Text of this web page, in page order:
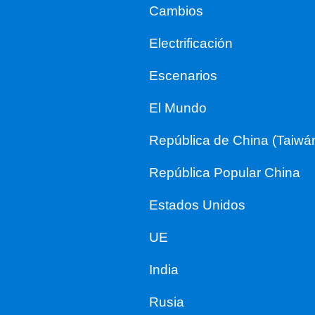
Cambios
Electrificación
Escenarios
El Mundo
República de China
República Popular China
Estados Unidos
UE
India
Rusia